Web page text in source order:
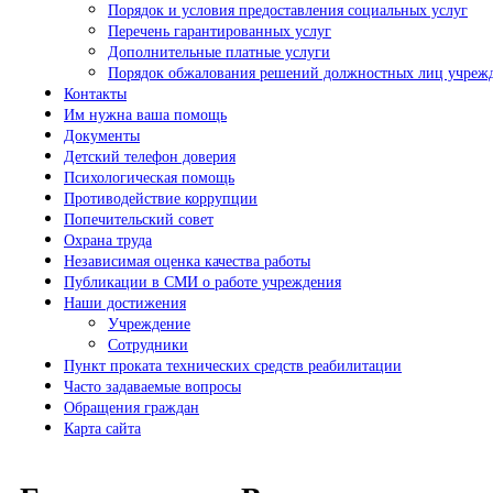
Порядок и условия предоставления социальных услуг
Перечень гарантированных услуг
Дополнительные платные услуги
Порядок обжалования решений должностных лиц
Контакты
Им нужна ваша помощь
Документы
Детский телефон доверия
Психологическая помощь
Противодействие коррупции
Попечительский совет
Охрана труда
Независимая оценка качества работы
Публикации в СМИ о работе учреждения
Наши достижения
Учреждение
Сотрудники
Пункт проката технических средств реабилитации
Часто задаваемые вопросы
Обращения граждан
Карта сайта